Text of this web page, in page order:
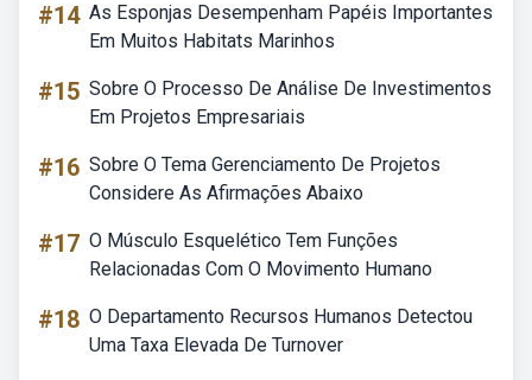
#14 As Esponjas Desempenham Papéis Importantes
Em Muitos Habitats Marinhos
#15 Sobre O Processo De Análise De Investimentos
Em Projetos Empresariais
#16 Sobre O Tema Gerenciamento De Projetos
Considere As Afirmações Abaixo
#17 O Músculo Esquelético Tem Funções
Relacionadas Com O Movimento Humano
#18 O Departamento Recursos Humanos Detectou
Uma Taxa Elevada De Turnover